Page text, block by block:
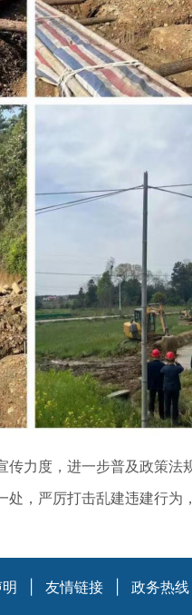
力度，进一步普及政策
，严厉打击乱建违建行为
友情链接 政务热线